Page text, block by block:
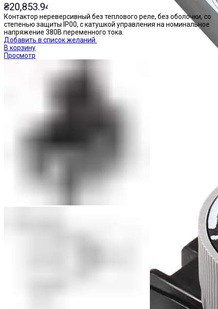
₴20,853.94
Контактор нереверсивный без теплового реле, без оболочки, со
степенью защиты IP00, с катушкой управления на номинальное
напряжение 380В переменного тока.
Добавить в список желаний
В корзину
Просмотр